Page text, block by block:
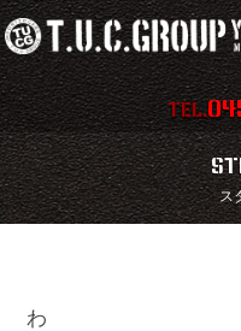
TEL.
在庫車両情報
保証内容
スタッフ紹介
ス
わ